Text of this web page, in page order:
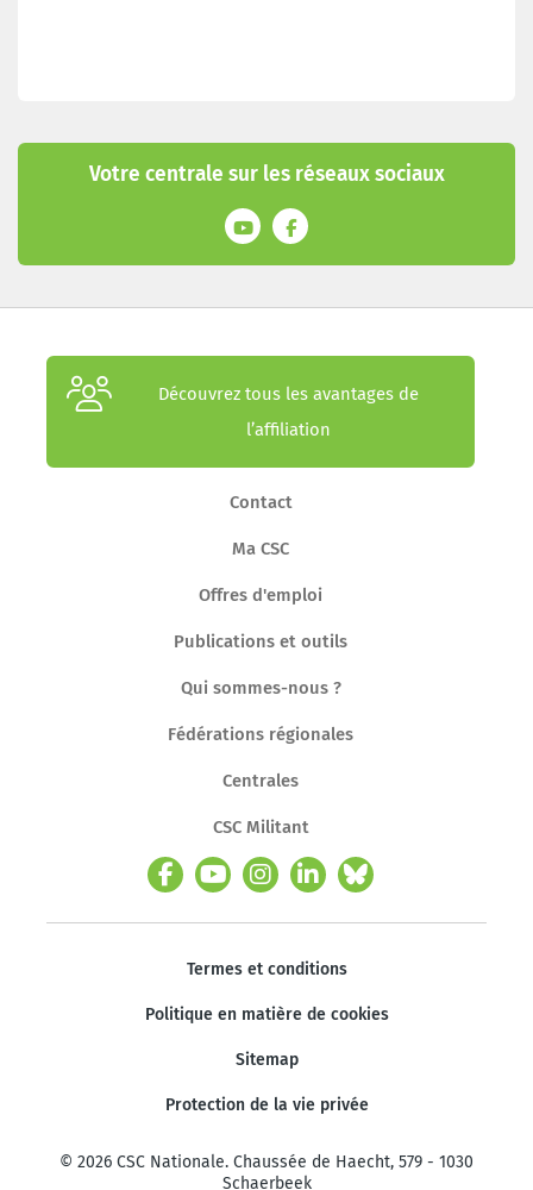
Votre centrale sur les réseaux sociaux
Découvrez tous les avantages de
l’affiliation
Contact
Ma CSC
Offres d'emploi
Publications et outils
Qui sommes-nous ?
Fédérations régionales
Centrales
CSC Militant
Termes et conditions
Politique en matière de cookies
Sitemap
Protection de la vie privée
© 2026 CSC Nationale. Chaussée de Haecht, 579 - 1030
Schaerbeek